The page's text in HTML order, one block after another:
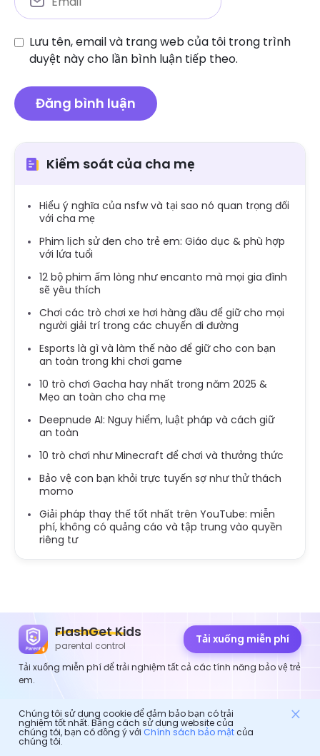
Lưu tên, email và trang web của tôi trong trình
duyệt này cho lần bình luận tiếp theo.
Kiểm soát của cha mẹ
Hiểu ý nghĩa của nsfw và tại sao nó quan trọng đối
với cha mẹ
Phim lịch sử đen cho trẻ em: Giáo dục & phù hợp
với lứa tuổi
12 bộ phim ấm lòng như encanto mà mọi gia đình
sẽ yêu thích
Chơi các trò chơi xe hơi hàng đầu để giữ cho mọi
người giải trí trong các chuyến đi đường
Esports là gì và làm thế nào để giữ cho con bạn
an toàn trong khi chơi game
10 trò chơi Gacha hay nhất trong năm 2025 &
Mẹo an toàn cho cha mẹ
Deepnude AI: Nguy hiểm, luật pháp và cách giữ
an toàn
10 trò chơi như Minecraft để chơi và thưởng thức
Bảo vệ con bạn khỏi trực tuyến sợ như thử thách
momo
Giải pháp thay thế tốt nhất trên YouTube: miễn
phí, không có quảng cáo và tập trung vào quyền
riêng tư
FlashGet Kids
parental control
Tải xuống miễn phí
Tải xuống miễn phí để trải nghiệm tất cả các tính năng bảo vệ trẻ
em.
FlashGet Kids
Chúng tôi sử dụng cookie để đảm bảo bạn có trải
nghiệm tốt nhất. Bằng cách sử dụng website của
chúng tôi, bạn có đồng ý với Chính sách bảo mậtcủa
chúng tôi.